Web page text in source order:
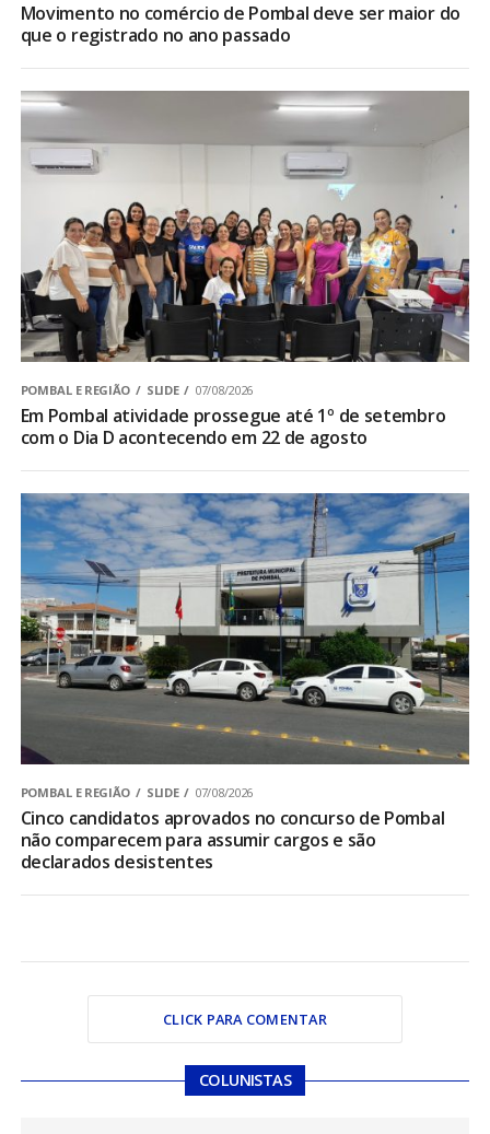
Movimento no comércio de Pombal deve ser maior do
que o registrado no ano passado
POMBAL E REGIÃO SLIDE 07/08/2026
Em Pombal atividade prossegue até 1º de setembro
com o Dia D acontecendo em 22 de agosto
POMBAL E REGIÃO SLIDE 07/08/2026
Cinco candidatos aprovados no concurso de Pombal
não comparecem para assumir cargos e são
declarados desistentes
CLICK PARA COMENTAR
COLUNISTAS